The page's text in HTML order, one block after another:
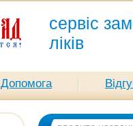
сервіс
ліків
Допомога